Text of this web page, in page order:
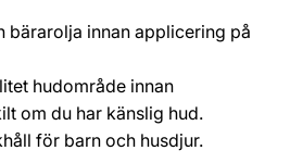
bärarolja innan applicering på
hudområde innan
om du har känslig hud.
för barn och husdjur.